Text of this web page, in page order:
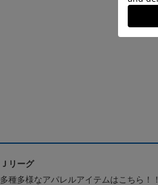
Ｊリーグ
多種多様なアパレルアイテムはこちら！！